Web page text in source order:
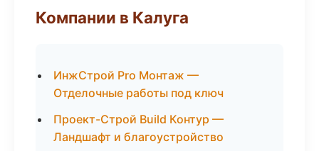
Компании в Калуга
ИнжСтрой Pro Монтаж —
Отделочные работы под ключ
Проект-Строй Build Контур —
Ландшафт и благоустройство